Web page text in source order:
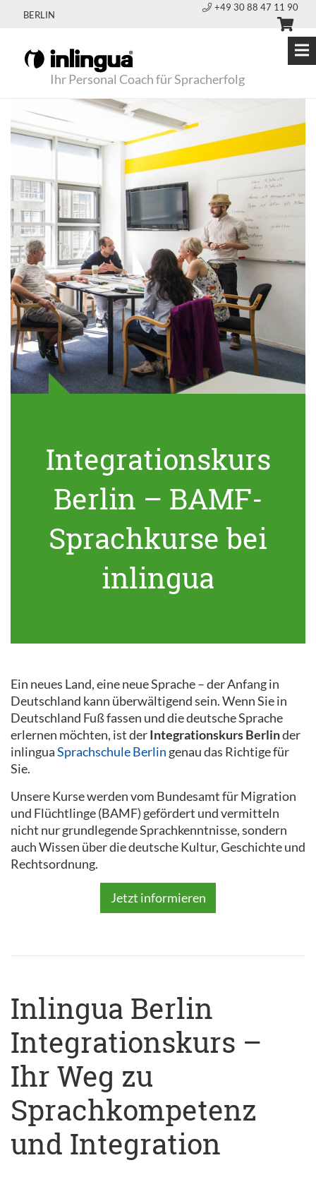
BERLIN
+49 30 88 47 11 90
Ihr Personal Coach für Spracherfolg
Integrationskurs
Berlin – BAMF-
Sprachkurse bei
inlingua
Ein neues Land, eine neue Sprache – der Anfang in
Deutschland kann überwältigend sein. Wenn Sie in
Deutschland Fuß fassen und die deutsche Sprache
erlernen möchten, ist derIntegrationskurs Berlinder
inlinguaSprachschule Berlin genau das Richtige für
Sie.
Unsere Kurse werden vom Bundesamt für Migration
und Flüchtlinge (BAMF) gefördert und vermitteln
nicht nur grundlegende Sprachkenntnisse, sondern
auch Wissen über die deutsche Kultur, Geschichte und
Rechtsordnung.
Jetzt informieren
Inlingua Berlin
Integrationskurs –
Ihr Weg zu
Sprachkompetenz
und Integration